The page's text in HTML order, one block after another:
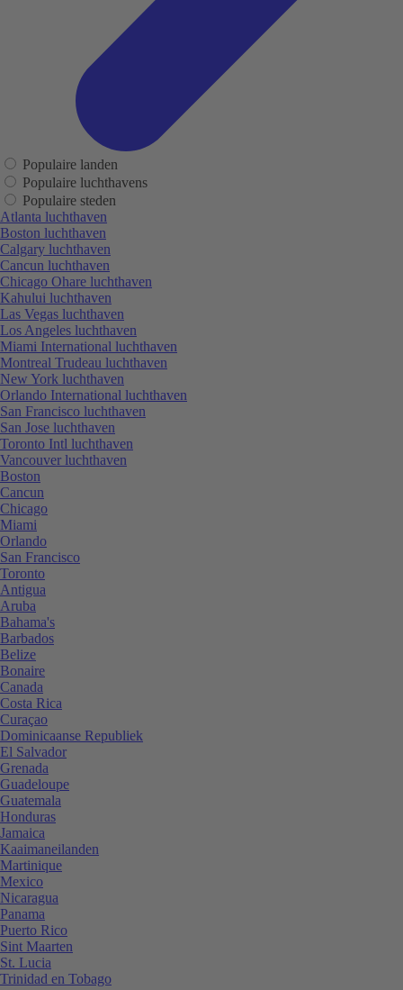
Populaire landen
Populaire luchthavens
Populaire steden
Atlanta luchthaven
Boston luchthaven
Calgary luchthaven
Cancun luchthaven
Chicago Ohare luchthaven
Kahului luchthaven
Las Vegas luchthaven
Los Angeles luchthaven
Miami International luchthaven
Montreal Trudeau luchthaven
New York luchthaven
Orlando International luchthaven
San Francisco luchthaven
San Jose luchthaven
Toronto Intl luchthaven
Vancouver luchthaven
Boston
Cancun
Chicago
Miami
Orlando
San Francisco
Toronto
Antigua
Aruba
Bahama's
Barbados
Belize
Bonaire
Canada
Costa Rica
Curaçao
Dominicaanse Republiek
El Salvador
Grenada
Guadeloupe
Guatemala
Honduras
Jamaica
Kaaimaneilanden
Martinique
Mexico
Nicaragua
Panama
Puerto Rico
Sint Maarten
St. Lucia
Trinidad en Tobago